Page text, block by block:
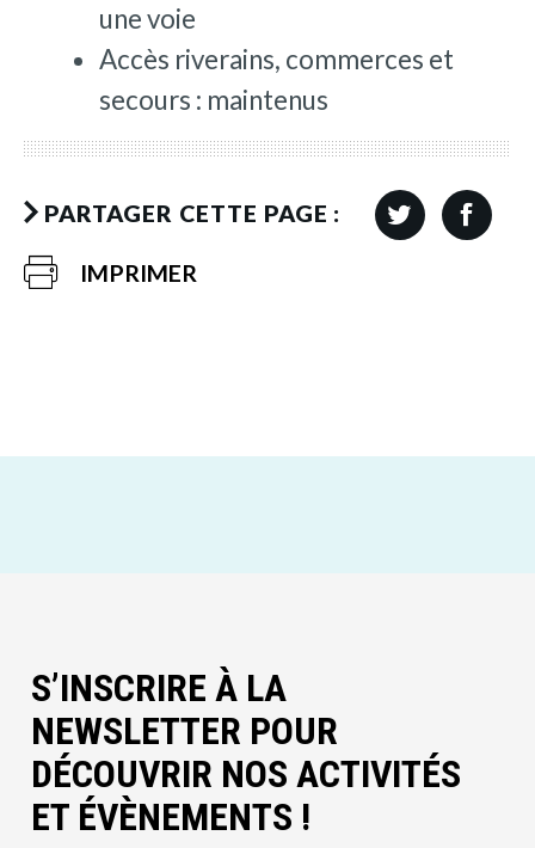
une voie
Accès riverains, commerces et
secours : maintenus
PARTAGER CETTE PAGE :
IMPRIMER
S’INSCRIRE À LA
NEWSLETTER POUR
DÉCOUVRIR NOS ACTIVITÉS
ET ÉVÈNEMENTS !